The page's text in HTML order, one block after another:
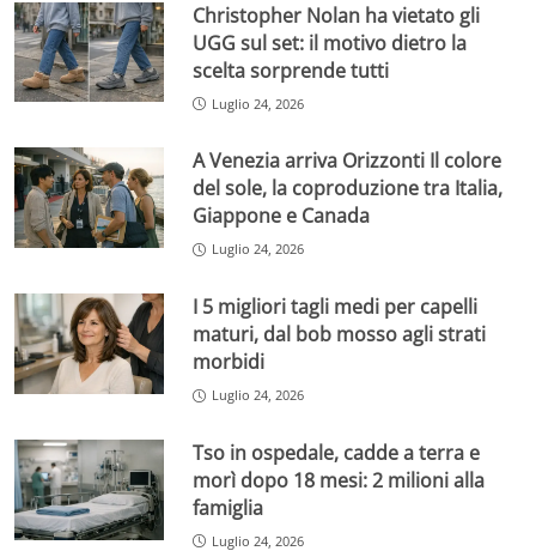
Christopher Nolan ha vietato gli
UGG sul set: il motivo dietro la
scelta sorprende tutti
Luglio 24, 2026
A Venezia arriva Orizzonti Il colore
del sole, la coproduzione tra Italia,
Giappone e Canada
Luglio 24, 2026
I 5 migliori tagli medi per capelli
maturi, dal bob mosso agli strati
morbidi
Luglio 24, 2026
Tso in ospedale, cadde a terra e
morì dopo 18 mesi: 2 milioni alla
famiglia
Luglio 24, 2026